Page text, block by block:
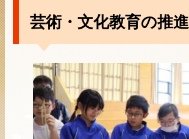
芸術・文化教育の推進